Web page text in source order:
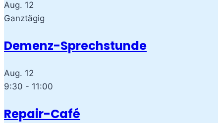
Aug. 12
Ganztägig
Demenz-Sprechstunde
Aug. 12
9:30 - 11:00
Repair-Café